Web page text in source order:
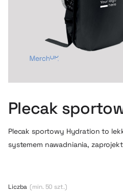
Plecak
Plecak sportowy Hydration to
systemem nawadniania,
trakcie ruchu, bez konieczności
Liczba (min. 50 szt.)